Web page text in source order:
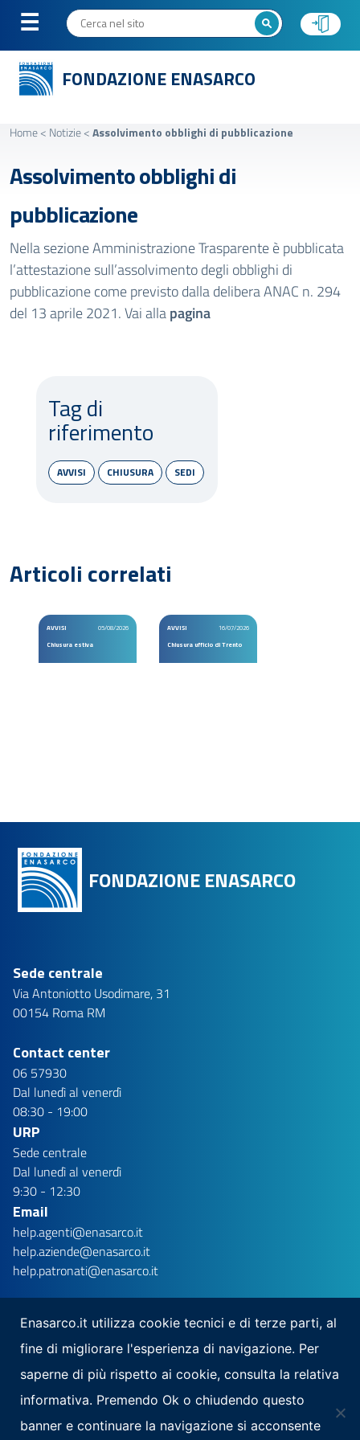
FONDAZIONE ENASARCO
Home< Notizie<Assolvimento obblighi di pubblicazione
Assolvimento obblighi di
pubblicazione
Nella sezione Amministrazione Trasparente è pubblicata
l’attestazione sull’assolvimento degli obblighi di
pubblicazione come previsto dalla delibera ANAC n. 294
del 13 aprile 2021. Vai allapagina
Tag di
riferimento
AVVISI CHIUSURA SEDI
Articoli correlati
AVVISI
05/08/2026
Chiusura estiva
AVVISI
16/07/2026
Chiusura ufficio di Trento
FONDAZIONE ENASARCO
Sede centrale
Via Antoniotto Usodimare, 31
00154 Roma RM
Contact center
06 57930
Dal lunedì al venerdì
08:30 - 19:00
URP
Sede centrale
Dal lunedì al venerdì
9:30 - 12:30
Email
help.agenti@enasarco.it
help.aziende@enasarco.it
help.patronati@enasarco.it
Scarica la nostra app per mobile
Enasarco.it utilizza cookie tecnici e di terze parti, al
fine di migliorare l'esperienza di navigazione. Per
saperne di più rispetto ai cookie, consulta la relativa
informativa. Premendo Ok o chiudendo questo
banner e continuare la navigazione si acconsente